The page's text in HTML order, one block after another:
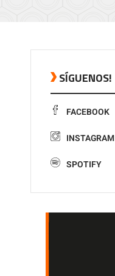
SÍGUENOS!
FACEBOOK
INSTAGRAM
SPOTIFY